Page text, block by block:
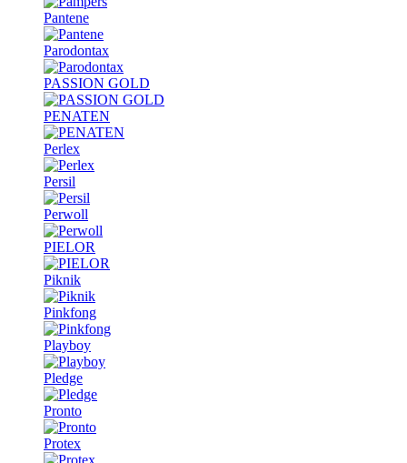
Pantene
Parodontax
PASSION GOLD
PENATEN
Perlex
Persil
Perwoll
PIELOR
Piknik
Pinkfong
Playboy
Pledge
Pronto
Protex